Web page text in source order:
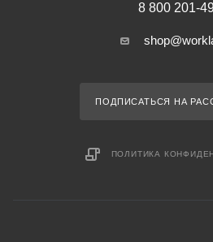
8 800 201-
ПОДПИСАТЬСЯ НА
ПОЛИТИКА